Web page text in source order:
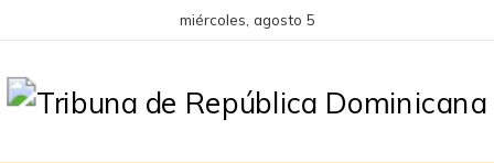
miércoles, agosto 5